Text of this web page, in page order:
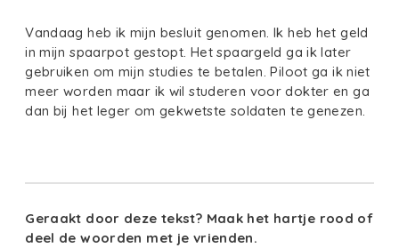
Vandaag heb ik mijn besluit genomen. Ik heb het geld
in mijn spaarpot gestopt. Het spaargeld ga ik later
gebruiken om mijn studies te betalen. Piloot ga ik niet
meer worden maar ik wil studeren voor dokter en ga
dan bij het leger om gekwetste soldaten te genezen.
Geraakt door deze tekst? Maak het hartje rood of
deel de woorden met je vrienden.